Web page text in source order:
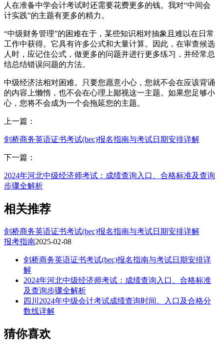
人在准备中学会计考试时还需要花费更多的钱。我对“中间会
计实践”的主题有更多的精力。
“中级财务管理”的困难在于，某些知识相对抽象且难以在日常
工作中获得。它具有许多公式和大量计算。因此，在审查候选
人时，应记住公式，做更多的问题并进行更多练习，并经常总
结总结错误问题的方法。
中级经济法相对困难。只要您愿意小心，您就不会在应该背诵
的内容上懒惰，也不会在心理上鄙视这一主题。如果您足够小
心，您将不会成为一个会拖延您的主题。
上一篇：
剑桥商务英语证书考试(bec)报名指南与考试日期安排详解
下一篇：
2024年河北中级经济师考试：成绩查询入口、合格标准及查询
步骤全解析
相关推荐
剑桥商务英语证书考试(bec)报名指南与考试日期安排详解
报考指南2025-02-08
剑桥商务英语证书考试(bec)报名指南与考试日期安排详
解
2024年河北中级经济师考试：成绩查询入口、合格标准
及查询步骤全解析
四川2024年中级会计考试成绩查询时间、入口及合格分
数线详解
猜你喜欢